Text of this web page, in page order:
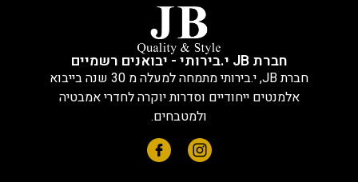
חברת JB י.בירותי - יבואנים רשמיים
חברת JB, י.בירותי מתמחה למעלה מ 30 שנה בייבוא
אלמנטים ייחודיים וסדרות יוקרה לחדרי אמבטיה
ולמטבחים.